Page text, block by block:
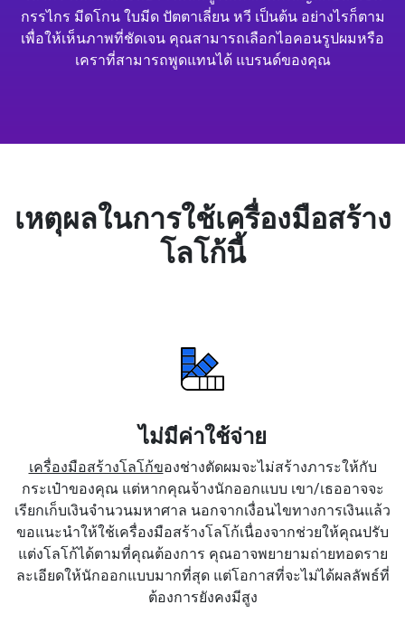
กรรไกร มีดโกน ใบมีด ปัตตาเลี่ยน หวี เป็นต้น อย่างไรก็ตาม
เพื่อให้เห็นภาพที่ชัดเจน คุณสามารถเลือกไอคอนรูปผมหรือ
เคราที่สามารถพูดแทนได้ แบรนด์ของคุณ
เหตุผลในการใช้เครื่องมือสร้าง
โลโก้นี้
ไม่มีค่าใช้จ่าย
เครื่องมือสร้างโลโก้ของช่างตัดผมจะไม่สร้างภาระให้กับ
กระเป๋าของคุณ แต่หากคุณจ้างนักออกแบบ เขา/เธออาจจะ
เรียกเก็บเงินจำนวนมหาศาล นอกจากเงื่อนไขทางการเงินแล้ว
ขอแนะนำให้ใช้เครื่องมือสร้างโลโก้เนื่องจากช่วยให้คุณปรับ
แต่งโลโก้ได้ตามที่คุณต้องการ คุณอาจพยายามถ่ายทอดราย
ละเอียดให้นักออกแบบมากที่สุด แต่โอกาสที่จะไม่ได้ผลลัพธ์ที่
ต้องการยังคงมีสูง